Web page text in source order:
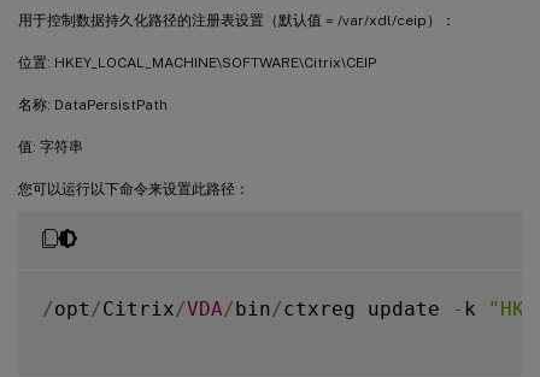
用于控制数据持久化路径的注册表设置（默认值 = /var/xdl/ceip）：
位置: HKEY_LOCAL_MACHINE\SOFTWARE\Citrix\CEIP
名称: DataPersistPath
值: 字符串
您可以运行以下命令来设置此路径：
/opt /Citrix/VDA/bin/ctxreg update - k